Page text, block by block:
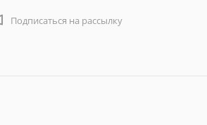
Подписаться на рассылку